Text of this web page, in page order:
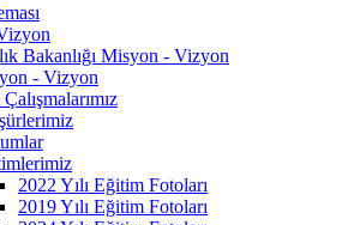
Bakanlığı Misyon - Vizyon
- Vizyon
2022 Yılı Eğitim Fotoları
2019 Yılı Eğitim Fotoları